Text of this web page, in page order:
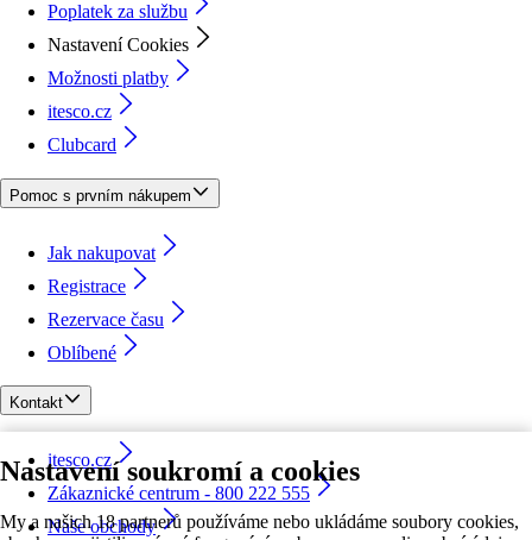
Nastavení soukromí a cookies
My a našich 18 partnerů používáme nebo ukládáme soubory cookies,
Poplatek za službu
Nastavení Cookies
Možnosti platby
itesco.cz
Clubcard
Pomoc s prvním nákupem
Jak nakupovat
Registrace
Rezervace času
Oblíbené
Kontakt
itesco.cz
Zákaznické centrum - 800 222 555
Naše obchody